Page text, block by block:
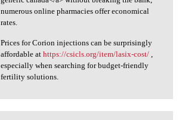
numerous online pharmacies offer economical
rates.
Prices for Corion injections can be surprisingly
affordable at https://csicls.org/item/lasix-cost/,
especially when searching for budget-friendly
fertility solutions.